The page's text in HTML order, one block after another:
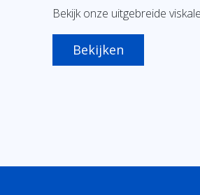
Bekijk onze uitgebreide
Bekijken